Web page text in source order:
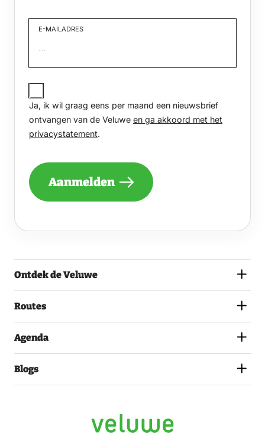
E-MAILADRES
JA,
IK
WIL
GRAAG
EENS
PER
EEN
ONTVANGEN
EN
HET
Ja, ik wil graag eens per maand een nieuwsbrief
ontvangen van de Veluwe en ga akkoord met het
privacystatement.
Aanmelden
Ontdek de Veluwe
Routes
Agenda
Blogs